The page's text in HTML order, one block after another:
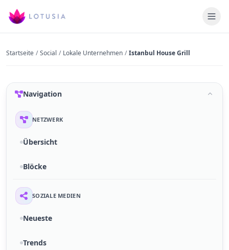
Startseite / Social / Lokale Unternehmen / Istanbul House Grill
Navigation
NETZWERK
Übersicht
Blöcke
SOZIALE MEDIEN
Neueste
Trends